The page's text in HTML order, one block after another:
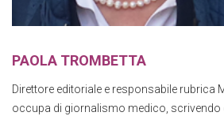
PAOLA TROMBETTA
Direttore editoriale e responsabile rubrica
occupa di giornalismo medico, scrivendo